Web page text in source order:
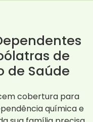
de
de Saúde
cobertura para
química e